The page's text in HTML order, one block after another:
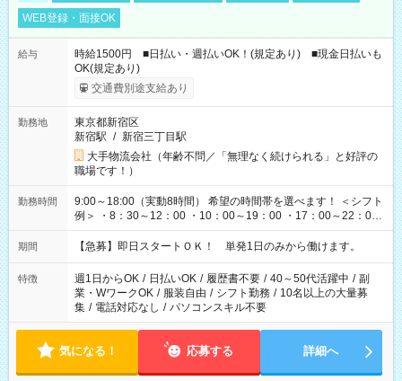
WEB登録・面接OK
給与
時給1500円 ■日払い・週払いOK！(規定あり) ■現金日払いも
OK(規定あり)
交通費別途支給あり
勤務地
東京都新宿区
新宿駅 / 新宿三丁目駅
大手物流会社（年齢不問／「無理なく続けられる」と好評の
職場です！）
勤務時間
9:00～18:00（実動8時間） 希望の時間帯を選べます！ ＜シフト
例＞ ・8：30～12：00 ・10：00～19：00 ・17：00～22：00
・13：00～22：00 ・22：00～翌6：00 など
期間 【急募】即日スタートＯＫ！ 単発1日のみから働けます。
特徴 週1日からOK / 日払いOK / 履歴書不要 / 40～50代活躍中 / 副
業・WワークOK / 服装自由 / シフト勤務 / 10名以上の大量募
集 / 電話対応なし / パソコンスキル不要
気になる！ 応募する 詳細へ